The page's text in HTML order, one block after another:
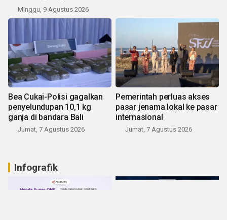
Minggu, 9 Agustus 2026
Bea Cukai-Polisi gagalkan
penyelundupan 10,1 kg
ganja di bandara Bali
Jumat, 7 Agustus 2026
Pemerintah perluas akses
pasar jenama lokal ke pasar
internasional
Jumat, 7 Agustus 2026
Infografik